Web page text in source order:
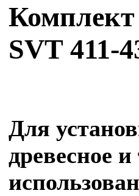
SVT 411-
Для
древесное